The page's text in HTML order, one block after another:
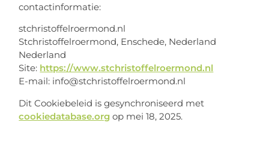
contactinformatie:
stchristoffelroermond.nl
Stchristoffelroermond, Enschede, Nederland
Nederland
Site: https://www.stchristoffelroermond.nl
E-mail: info@stchristoffelroermond.nl
Dit Cookiebeleid is gesynchroniseerd met
cookiedatabase.org op mei 18, 2025.